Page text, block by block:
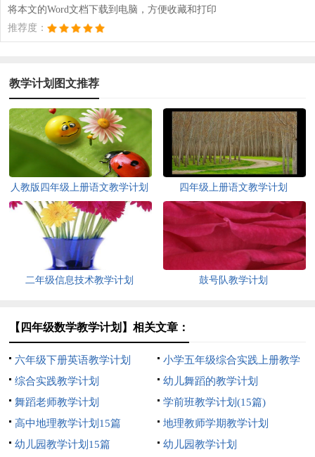
将本文的Word文档下载到电脑，方便收藏和打印
推荐度：
教学计划图文推荐
人教版四年级上册语文教学计划 四年级上册语文教学计划
二年级信息技术教学计划 鼓号队教学计划
【四年级数学教学计划】相关文章：
六年级下册英语教学计划
小学五年级综合实践上册教学
计划
综合实践教学计划
幼儿舞蹈的教学计划
舞蹈老师教学计划
学前班教学计划(15篇)
高中地理教学计划15篇
地理教师学期教学计划
幼儿园教学计划15篇
幼儿园教学计划